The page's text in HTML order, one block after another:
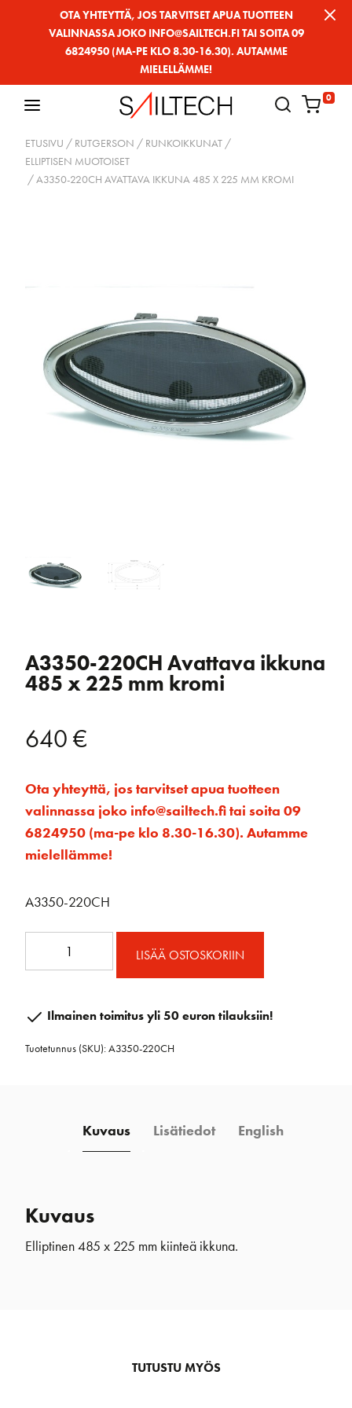
OTA YHTEYTTÄ, JOS TARVITSET APUA TUOTTEEN
VALINNASSA JOKO INFO@SAILTECH.FI TAI SOITA 09
6824950 (MA-PE KLO 8.30-16.30). AUTAMME
MIELELLÄMME!
0
ETUSIVU / RUTGERSON / RUNKOIKKUNAT /
ELLIPTISEN MUOTOISET
/ A3350-220CH AVATTAVA IKKUNA 485 X 225 MM KROMI
A3350-220CH Avattava ikkuna
485 x 225 mm kromi
640€
Ota yhteyttä, jos tarvitset apua tuotteen
valinnassa joko info@sailtech.fi tai soita 09
6824950 (ma-pe klo 8.30-16.30). Autamme
mielellämme!
A3350-220CH
ikkuna
x
LISÄÄ OSTOSKORIIN
Ilmainen toimitus yli 50 euron tilauksiin!
Tuotetunnus (SKU):A3350-220CH
Kuvaus Lisätiedot English
Kuvaus
Elliptinen 485 x 225 mm kiinteä ikkuna.
TUTUSTU MYÖS